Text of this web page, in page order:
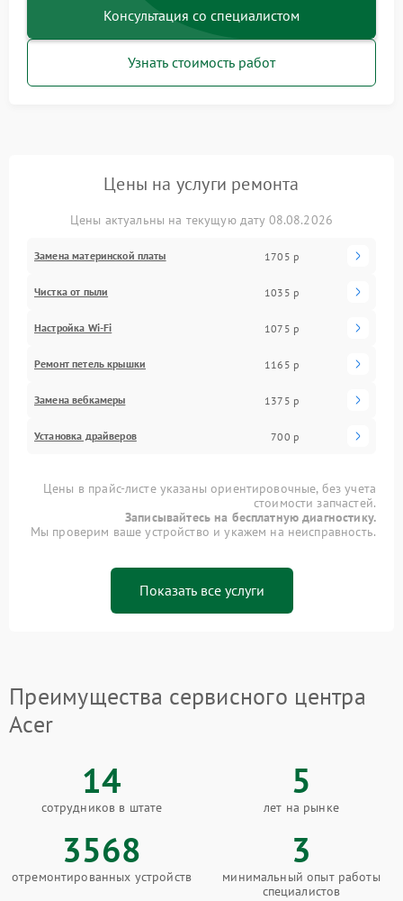
Консультация со специалистом
Узнать стоимость работ
Цены на услуги ремонта
Цены актуальны на текущую дату 08.08.2026
Замена материнской платы 1705 р
Чистка от пыли 1035 р
Настройка Wi-Fi 1075 р
Ремонт петель крышки 1165 р
Замена вебкамеры 1375 р
Установка драйверов 700 р
Цены в прайс-листе указаны ориентировочные, без учета
стоимости запчастей.
Записывайтесь на бесплатную диагностику.
Мы проверим ваше устройство и укажем на неисправность.
Показать все услуги
Преимущества сервисного центра
Acer
14
сотрудников в штате
5
лет на рынке
3568
отремонтированных устройств
3
минимальный опыт работы
специалистов